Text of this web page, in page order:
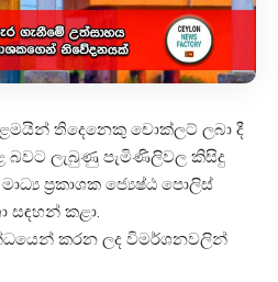
ළමයින් තිදෙනෙකු චොක්ලට් ලබා දී
බවට ලැබුණු පැමිණිලිවල කිසිදු
ප්‍රකාශක ජ්‍යෙෂ්ඨ පොලිස්
සඳහන් කළා.
කරන ලද විමර්ශනවලින්